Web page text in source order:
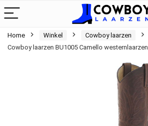
Home Winkel Cowboy laarzen
Cowboy laarzen BU1005 Camello westernlaarzen